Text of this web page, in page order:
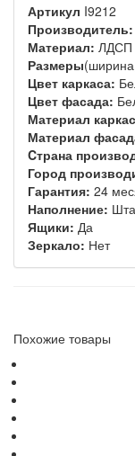
Артикул I9212
Производитель:
Материал: ЛДСП
Размеры
Цвет каркаса:
Цвет фасада:
Материал
Материал
Cтрана
Город
Гарантия: 24
Наполнение:
Ящики: Да
Зеркало: Нет
Похожие товары